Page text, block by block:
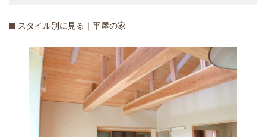
スタイル別に見る｜平屋の家